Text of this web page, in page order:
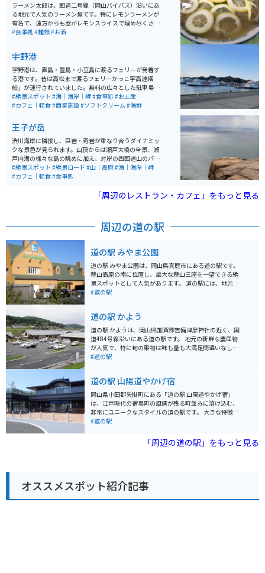
ラーメン太郎は、国道二号線（岡山バイパス）沿いにあ
る地元で人気のラーメン屋です。特にレモンラーメンが
有名で、遠方からも器がレモンスライスで埋め尽くされ
たこのラーメンを食べにくる人がたくさんいます。 普通
ラーメンが出てきます。味は豚骨醤油で中太麺がスープ
に絡んで、非常に旨いです。写真にあるチャーシューメ
ンのようなラーメン（並）が700円、お財布に優しい価
格設定も嬉しいです。
#食事処 #麺類#お酒
宇野港
宇野港は、直島・豊島・小豆島に渡るフェリーが発着す
る港です。昔は高松まで渡るフェリーかっこ宇高連絡
船」が運行されていました。無料の広々とした駐車場が
あり、車やバイク旅の立ち寄りスポットとしてはいい場
所です。
#絶景スポット #海｜海岸｜岬#食事処 #お土産
#カフェ｜軽食#商業施設#ソフトクリーム#海鮮
王子が岳
渋川海岸に隣接し、巨岩・奇岩が重なり合うダイナミッ
クな景色が見られます。山頂からは瀬戸大橋の全景、瀬
戸内海の様々な島の眺めに加え、対岸の四国連山のパノ
ラマが一望できるビュースポットです。
#絶景スポット #絶景ロード #山｜高原#海｜海岸｜岬
#カフェ｜軽食#食事処
「周辺のレストラン・カフェ」をもっと見る
周辺の道の駅
道の駅 みやま公園
道の駅 みやま公園は、岡山県真庭市にある道の駅です。
蒜山高原の南に位置し、雄大な蒜山三座を一望できる絶
景スポットとして人気があります。 道の駅には、地元産
の新鮮な野菜や特産品を販売する物産コーナーや、蒜山
の道路状況などを得ることができます。 バイクで訪れる
場合、道の駅の駐車場は広々としており、駐車スペース
にも困ることはないでしょう。蒜山高原は、ワインディ
ングロードが続くツーリングスポットとしても人気があ
ります。道の駅 みやま公園を拠点に、蒜山高原を満喫す
設も充実しています。また、蒜山高原には、キャンプ場
や牧場など、自然を満喫できるレジャースポットもたく
さんあります。
#道の駅
道の駅 かよう
道の駅 かようは、岡山県加賀郡吉備津彦神社の近く、国
道484号線沿いにある道の駅です。 地元の新鮮な農産物
が人気で、特に旬の果物は味も量も大満足間違いなし。
食事処では、地元産の食材を使った素朴で美味しい料理
おり、ツーリングの休憩場所としても最適です。 バイク
駐車場もあるので、安心して立ち寄れます。 お土産に
は、地元産の果物を使ったジャムやジュース、新鮮野菜
がおすすめです。
#道の駅
道の駅 山陽道やかげ宿
岡山県小田郡矢掛町にある「道の駅 山陽道やかげ宿」
は、江戸時代の宿場町の風情が残る町並みに溶け込む、
非常にユニークなスタイルの道の駅です。 大きな特徴
は、あえて施設内に飲食・物販コーナーを置かない「ま
「ななつ星in九州」などを手がけた水戸岡鋭治氏がデザ
イン監修したモダンな駅舎は、それ自体が観光名所とな
として重宝します。飲食や買い物は、隣接する商店街へ
足を運ぶスタイル。地元産の麺や自然薯を使った「広島
お好み焼」や、見た目も華やかな「だんご行列」などの
#道の駅
「周辺の道の駅」をもっと見る
オススメスポット紹介記事